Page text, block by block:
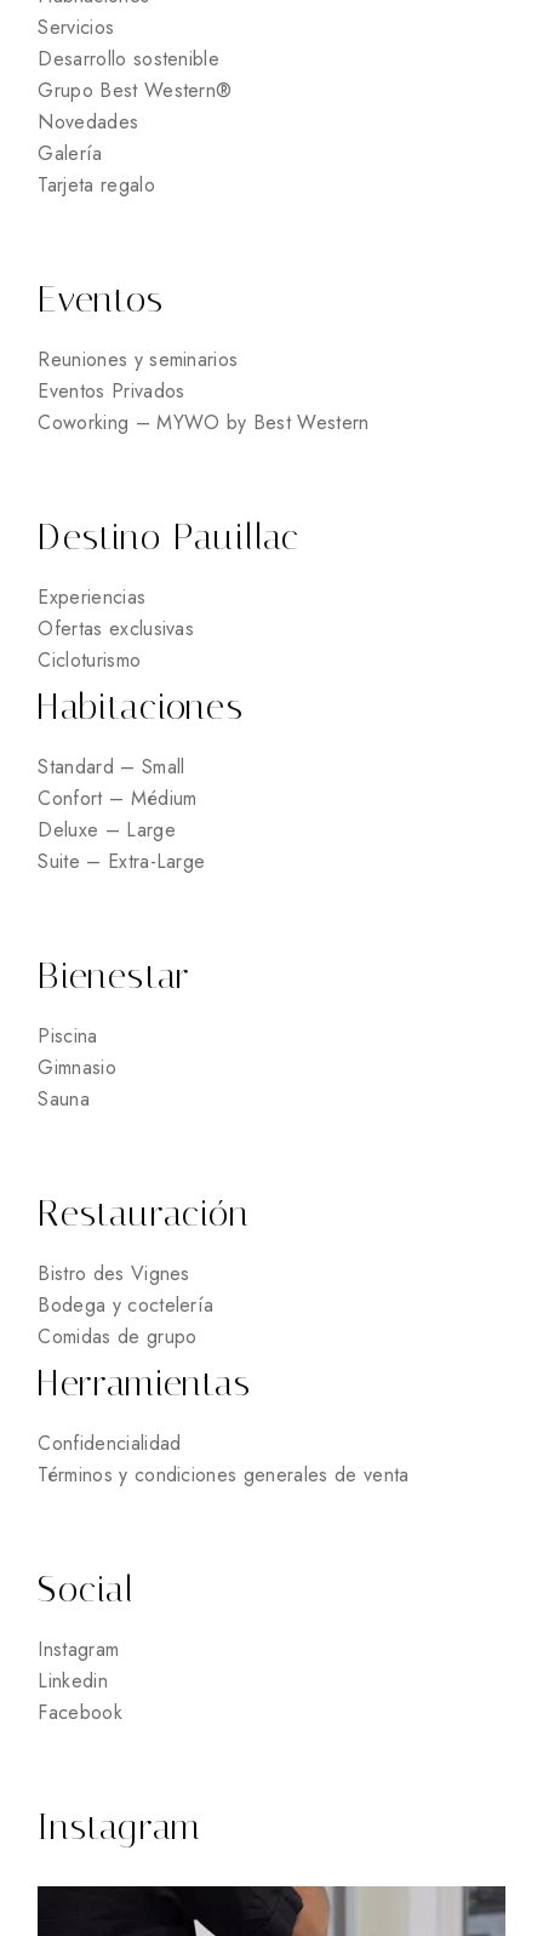
Servicios
Desarrollo sostenible
Grupo Best Western®
Novedades
Galería
Tarjeta regalo
Eventos
Reuniones y seminarios
Eventos Privados
Coworking – MYWO by Best Western
Destino Pauillac
Experiencias
Ofertas exclusivas
Cicloturismo
Habitaciones
Standard – Small
Confort – Médium
Deluxe – Large
Suite – Extra-Large
Bienestar
Piscina
Gimnasio
Sauna
Restauración
Bistro des Vignes
Bodega y coctelería
Comidas de grupo
Herramientas
Confidencialidad
Términos y condiciones generales de venta
Social
Instagram
Linkedin
Facebook
Instagram
15